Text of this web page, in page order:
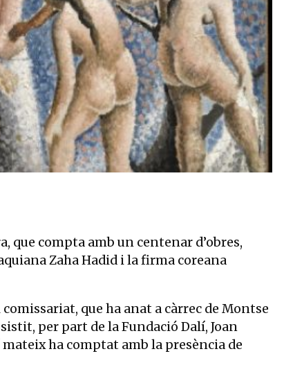
que compta amb un centenar d’obres,
Zaha Hadid i la firma coreana
que ha anat a càrrec de Montse
per part de la Fundació Dalí, Joan
ha comptat amb la presència de